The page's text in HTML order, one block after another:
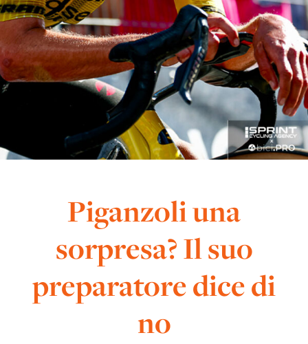
Piganzoli una
sorpresa? Il suo
preparatore dice di
no